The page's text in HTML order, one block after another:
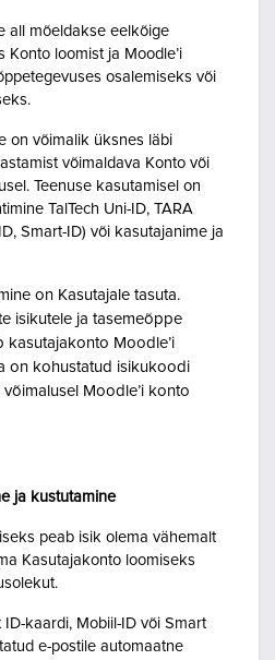
all mõeldakse eelkõige
Konto loomist ja Moodle’i
osalemiseks või
on võimalik üksnes läbi
võimaldava Konto või
Teenuse kasutamisel on
TalTech Uni-ID, TARA
Smart-ID) või kasutajanime ja
on Kasutajale tasuta.
isikutele ja tasemeõppe
kasutajakonto Moodle’i
on kohustatud isikukoodi
Moodle’i konto
ja kustutamine
peab isik olema vähemalt
Kasutajakonto loomiseks
kaardi, Mobiil-ID või Smart
e-postile automaatne